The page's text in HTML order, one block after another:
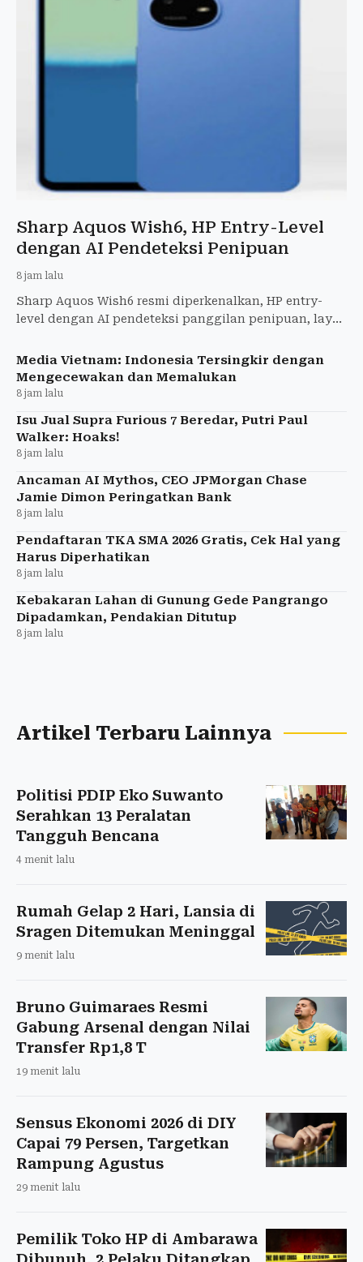
Sharp Aquos Wish6, HP Entry-Level
dengan AI Pendeteksi Penipuan
8 jam lalu
Sharp Aquos Wish6 resmi diperkenalkan, HP entry-
level dengan AI pendeteksi panggilan penipuan, layar
September 20
Media Vietnam: Indonesia Tersingkir dengan
Mengecewakan dan Memalukan
8 jam lalu
Isu Jual Supra Furious 7 Beredar, Putri Paul
Walker: Hoaks!
8 jam lalu
Ancaman AI Mythos, CEO JPMorgan Chase
Jamie Dimon Peringatkan Bank
8 jam lalu
Pendaftaran TKA SMA 2026 Gratis, Cek Hal yang
Harus Diperhatikan
8 jam lalu
Kebakaran Lahan di Gunung Gede Pangrango
Dipadamkan, Pendakian Ditutup
8 jam lalu
Artikel Terbaru Lainnya
Politisi PDIP Eko Suwanto
Serahkan 13 Peralatan
Tangguh Bencana
4 menit lalu
Rumah Gelap 2 Hari, Lansia di
Sragen Ditemukan Meninggal
9 menit lalu
Bruno Guimaraes Resmi
Gabung Arsenal dengan Nilai
Transfer Rp1,8 T
19 menit lalu
Sensus Ekonomi 2026 di DIY
Capai 79 Persen, Targetkan
Rampung Agustus
29 menit lalu
Pemilik Toko HP di Ambarawa